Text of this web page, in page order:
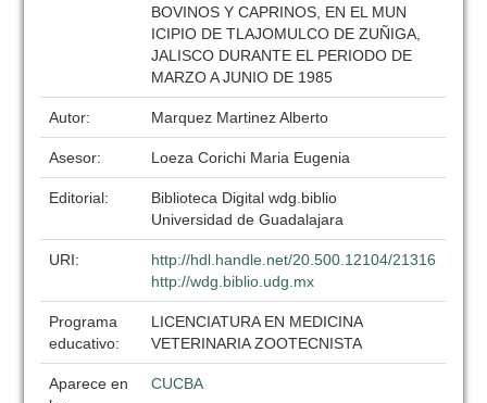
BOVINOS Y CAPRINOS, EN EL MUN
ICIPIO DE TLAJOMULCO DE ZUÑIGA,
JALISCO DURANTE EL PERIODO DE
MARZO A JUNIO DE 1985
Autor: Marquez Martinez Alberto
Asesor: Loeza Corichi Maria Eugenia
Editorial:
Biblioteca Digital wdg.biblio
Universidad de Guadalajara
URI:
http://hdl.handle.net/20.500.12104/21316
http://wdg.biblio.udg.mx
Programa
educativo:
LICENCIATURA EN MEDICINA
VETERINARIA ZOOTECNISTA
Aparece en
CUCBA